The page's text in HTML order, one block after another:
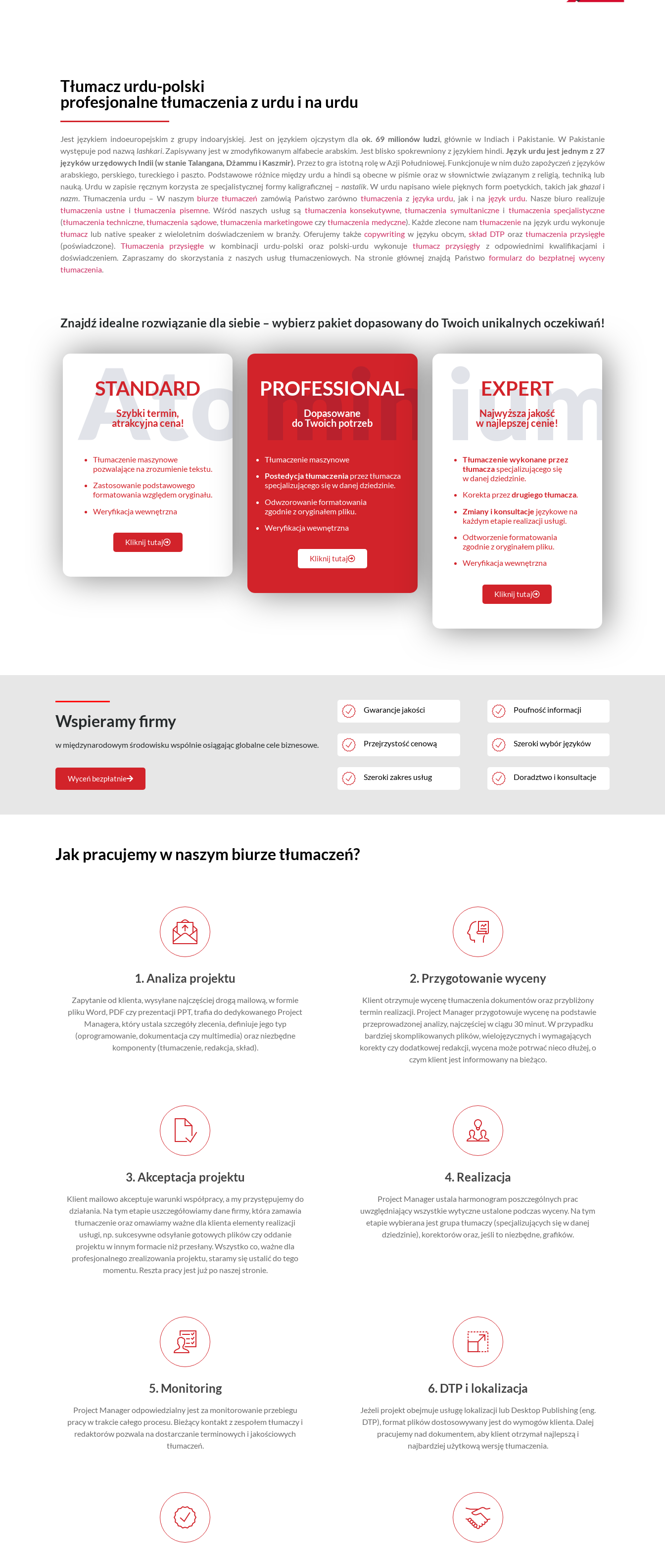
Tłumacz urdu-polski
profesjonalne tłumaczenia z urdu i na urdu
Jest językiem indoeuropejskim z grupy indoaryjskiej. Jest on językiem ojczystym dla ok. 69 milionów ludzi , głównie w Indiach i Pakistanie. W Pakistanie
występuje pod nazwą lashkari. Zapisywany jest w zmodyfikowanym alfabecie arabskim. Jest blisko spokrewniony z językiem hindi. Język urdu jest jednym z 27
języków urzędowych Indii (w stanie Talangana, Dżammu i Kaszmir). Przez to gra istotną rolę w Azji Południowej. Funkcjonuje w nim dużo zapożyczeń z języków
arabskiego, perskiego, tureckiego i paszto. Podstawowe różnice między urdu a hindi są obecne w piśmie oraz w słownictwie związanym z religią, techniką lub
nauką. Urdu w zapisie ręcznym korzysta ze specjalistycznej formy kaligraficznej – nastalik . W urdu napisano wiele pięknych form poetyckich, takich jak ghazali
nazm . Tłumaczenia urdu – W naszym biurze tłumaczeń zamówią Państwo zarównotłumaczenia z języka urdu , jak i na język urdu . Nasze biuro realizuje
tłumaczenia ustne itłumaczenia pisemne. Wśród naszych usług są tłumaczenia konsekutywne ,tłumaczenia symultanicznei tłumaczenia specjalistyczne
(tłumaczenia techniczne ,tłumaczenia sądowe, tłumaczenia marketingoweczytłumaczenia medyczne). Każde zlecone namtłumaczenie na język urdu wykonuje
tłumacz lub native speaker z wieloletnim doświadczeniem w branży. Oferujemy także copywriting w języku obcym, skład DTP oraz tłumaczenia przysięgłe
(poświadczone).Tłumaczenia przysięgłe w kombinacji urdu-polski oraz polski-urdu wykonujetłumacz przysięgły z odpowiednimi kwalifikacjami i
doświadczeniem. Zapraszamy do skorzystania z naszych usług tłumaczeniowych. Na stronie głównej znajdą Państwo formularz do bezpłatnej wyceny
tłumaczenia
Znajdź idealne rozwiązanie dla siebie – wybierz pakiet dopasowany do Twoich unikalnych oczekiwań!
STANDARD
Szybki termin,
atrakcyjna cena!
Ato
Tłumaczenie maszynowe
pozwalające na zrozumienie tekstu.
Zastosowanie podstawowego
formatowania względem oryginału.
Weryfikacja wewnętrzna
Kliknij tutaj
PROFESSIONAL
Dopasowane
do Twoich potrzeb
min
Tłumaczenie maszynowe
Postedycja tłumaczenia przez tłumacza
specjalizującego się w danej dziedzinie.
Odwzorowanie formatowania
zgodnie z oryginałem pliku.
Weryfikacja wewnętrzna
Kliknij tutaj
EXPERT
Najwyższa jakość
w najlepszej cenie!
ium
Tłumaczenie wykonane przez
tłumaczaspecjalizującego się
w danej dziedzinie.
Korekta przezdrugiego tłumacza.
Zmiany i konsultacje językowe na
każdym etapie realizacji usługi.
Odtworzenie formatowania
zgodnie z oryginałem pliku.
Weryfikacja wewnętrzna
Kliknij tutaj
Wspieramy firmy
w międzynarodowym środowisku wspólnie osiągając globalne cele biznesowe.
Wyceń bezpłatnie
Gwarancje jakości Poufność informacji
Przejrzystość cenową Szeroki wybór języków
Szeroki zakres usług Doradztwo i konsultacje
Jak pracujemy w naszym biurze tłumaczeń?
1. Analiza projektu
Zapytanie od klienta, wysyłane najczęściej drogą mailową, w formie
pliku Word, PDF czy prezentacji PPT, trafia do dedykowanego Project
Managera, który ustala szczegóły zlecenia, definiuje jego typ
(oprogramowanie, dokumentacja czy multimedia) oraz niezbędne
komponenty (tłumaczenie, redakcja, skład).
2. Przygotowanie wyceny
Klient otrzymuje wycenę tłumaczenia dokumentów oraz przybliżony
termin realizacji. Project Manager przygotowuje wycenę na podstawie
przeprowadzonej analizy, najczęściej w ciągu 30 minut. W przypadku
bardziej skomplikowanych plików, wielojęzycznych i wymagających
korekty czy dodatkowej redakcji, wycena może potrwać nieco dłużej, o
czym klient jest informowany na bieżąco.
3. Akceptacja projektu
Klient mailowo akceptuje warunki współpracy, a my przystępujemy do
działania. Na tym etapie uszczegółowiamy dane firmy, która zamawia
tłumaczenie oraz omawiamy ważne dla klienta elementy realizacji
usługi, np. sukcesywne odsyłanie gotowych plików czy oddanie
projektu w innym formacie niż przesłany. Wszystko co, ważne dla
profesjonalnego zrealizowania projektu, staramysię ustalić do tego
momentu. Reszta pracy jest już po naszej stronie.
4. Realizacja
Project Manager ustala harmonogram poszczególnych prac
uwzględniający wszystkie wytyczne ustalone podczas wyceny. Na tym
etapie wybierana jest grupa tłumaczy (specjalizujących się w danej
dziedzinie), korektorów oraz, jeśli to niezbędne, grafików.
5. Monitoring
Project Manager odpowiedzialny jest za monitorowanie przebiegu
pracy w trakcie całego procesu. Bieżący kontakt z zespołem tłumaczy i
redaktorów pozwala na dostarczanie terminowych i jakościowych
tłumaczeń.
6. DTP i lokalizacja
Jeżeli projekt obejmuje usługę lokalizacji lub Desktop Publishing (eng.
DTP), format plików dostosowywany jest do wymogów klienta. Dalej
pracujemy nad dokumentem, aby klient otrzymał najlepszą i
najbardziej użytkową wersję tłumaczenia.